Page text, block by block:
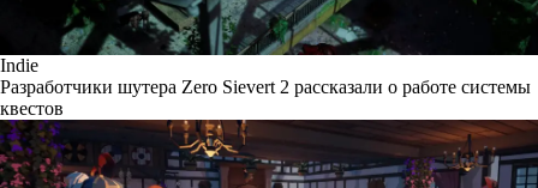
Indie
Разработчики шутера Zero Sievert 2 рассказали о работе системы
квестов